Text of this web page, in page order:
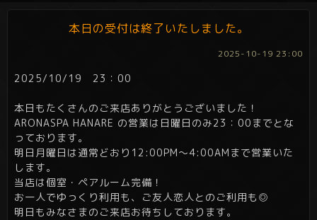
本日の受付は終了いたしました。
2025-10-19 23:00
2025/10/19 23：00
本日もたくさんのご来店ありがとうございました！
ARONASPA HANARE の営業は日曜日のみ23：00までとな
っております。
明日月曜日は通常どおり12:00PM～4:00AMまで営業いた
します。
当店は個室・ペアルーム完備！
お一人でゆっくり利用も、ご友人恋人とのご利用も◎
明日もみなさまのご来店お待ちしております。